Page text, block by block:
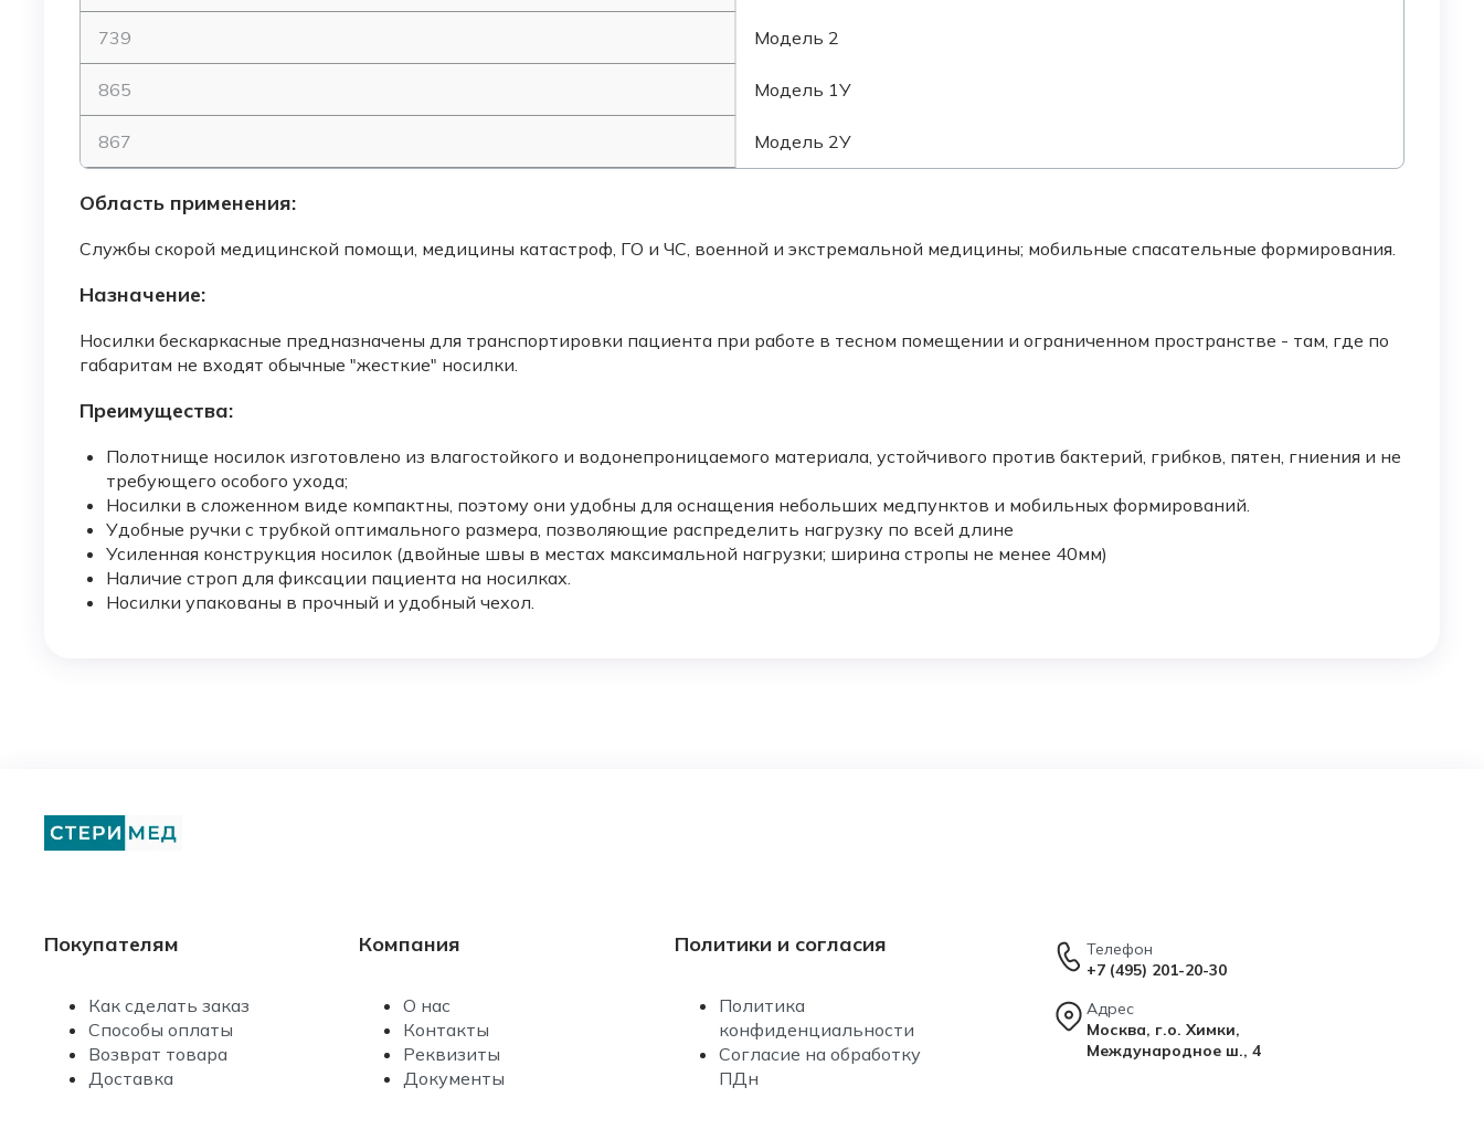
739 Модель 2
865 Модель 1У
867 Модель 2У
Область применения:
Службы скорой медицинской помощи, медицины катастроф, ГО и ЧС, военной и экстремальной медицины; мобильные спасательные формирования.
Назначение:
Носилки бескаркасные предназначены для транспортировки пациента при работе в тесном помещении и ограниченном пространстве - там, где по
габаритам не входят обычные "жесткие" носилки.
Преимущества:
Полотнище носилок изготовлено из влагостойкого и водонепроницаемого материала, устойчивого против бактерий, грибков, пятен, гниения и не
требующего особого ухода;
Носилки в сложенном виде компактны, поэтому они удобны для оснащения небольших медпунктов и мобильных формирований.
Удобные ручки с трубкой оптимального размера, позволяющие распределить нагрузку по всей длине
Усиленная конструкция носилок (двойные швы в местах максимальной нагрузки; ширина стропы не менее 40мм)
Наличие строп для фиксации пациента на носилках.
Носилки упакованы в прочный и удобный чехол.
Покупателям
Как сделать заказ
Способы оплаты
Возврат товара
Доставка
Компания
О нас
Контакты
Реквизиты
Документы
Политики и согласия
Политика
конфиденциальности
Согласие на обработку
ПДн
Телефон
+7 (495) 201-20-30
Адрес
Москва, г.о. Химки,
Международное ш., 4